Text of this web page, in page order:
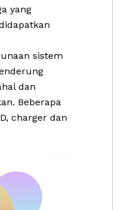
yang
sistem
dan
Beberapa
charger dan